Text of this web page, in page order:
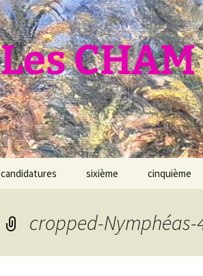
Les
candidatures sixième cinquième
cropped-Nymphéas-